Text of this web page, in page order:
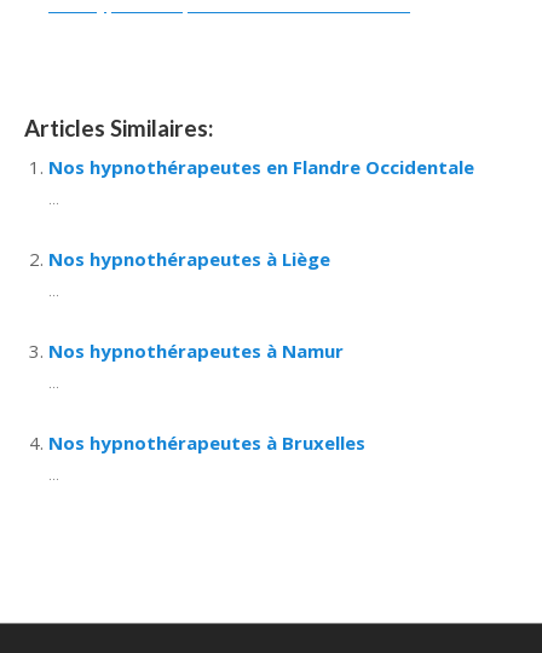
Articles Similaires:
Nos hypnothérapeutes en Flandre Occidentale
Nos hypnothérapeutes à Liège
Nos hypnothérapeutes à Namur
Nos hypnothérapeutes à Bruxelles